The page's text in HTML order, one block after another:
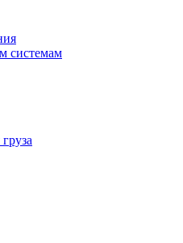
системам